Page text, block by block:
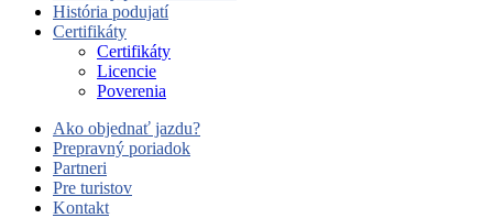
História podujatí
Certifikáty
Certifikáty
Licencie
Poverenia
Ako objednať jazdu?
Prepravný poriadok
Partneri
Pre turistov
Kontakt